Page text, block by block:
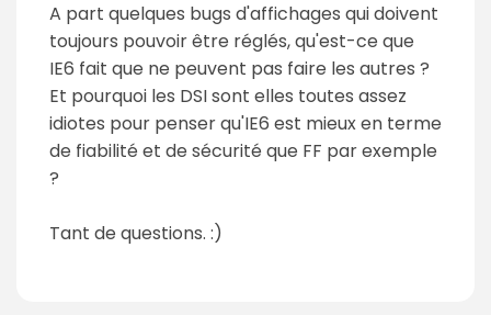
A part quelques bugs d'affichages qui doivent
toujours pouvoir être réglés, qu'est-ce que
IE6 fait que ne peuvent pas faire les autres ?
Et pourquoi les DSI sont elles toutes assez
idiotes pour penser qu'IE6 est mieux en terme
de fiabilité et de sécurité que FF par exemple
?
Tant de questions. :)